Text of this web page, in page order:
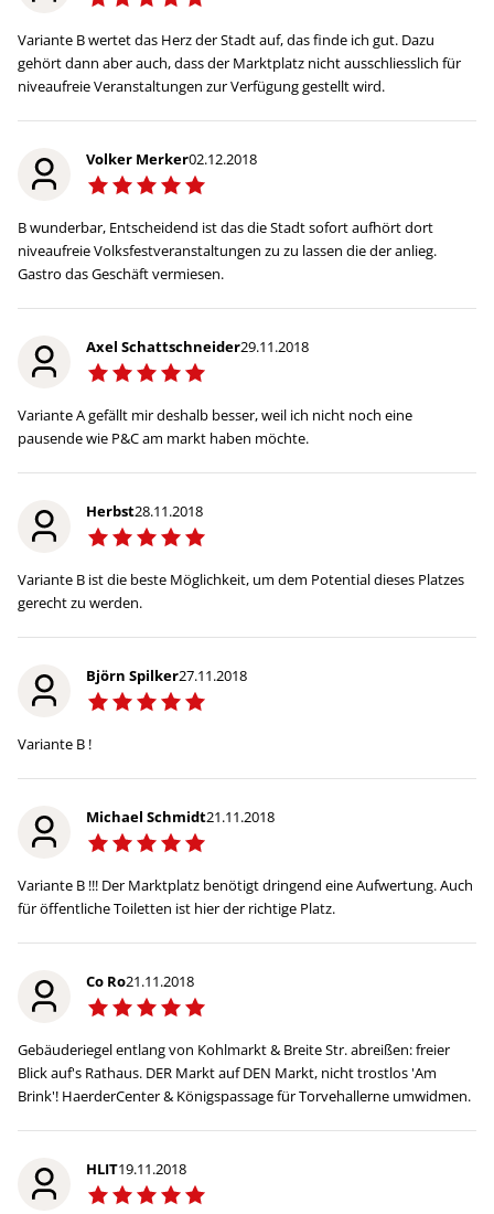
Variante B wertet das Herz der Stadt auf, das finde ich gut. Dazu
gehört dann aber auch, dass der Marktplatz nicht ausschliesslich für
niveaufreie Veranstaltungen zur Verfügung gestellt wird.
Volker Merker02.12.2018
B wunderbar, Entscheidend ist das die Stadt sofort aufhört dort
niveaufreie Volksfestveranstaltungen zu zu lassen die der anlieg.
Gastro das Geschäft vermiesen.
Axel Schattschneider29.11.2018
Variante A gefällt mir deshalb besser, weil ich nicht noch eine
pausende wie P&C am markt haben möchte.
Herbst28.11.2018
Variante B ist die beste Möglichkeit, um dem Potential dieses Platzes
gerecht zu werden.
Björn Spilker27.11.2018
Variante B !
Michael Schmidt21.11.2018
Variante B !!! Der Marktplatz benötigt dringend eine Aufwertung. Auch
für öffentliche Toiletten ist hier der richtige Platz.
Co Ro21.11.2018
Gebäuderiegel entlang von Kohlmarkt & Breite Str. abreißen: freier
Blick auf's Rathaus. DER Markt auf DEN Markt, nicht trostlos 'Am
Brink'! HaerderCenter & Königspassage für Torvehallerne umwidmen.
HLIT19.11.2018